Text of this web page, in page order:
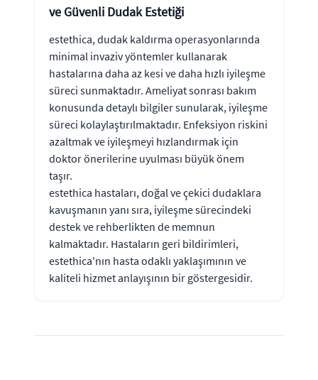
ve Güvenli Dudak Estetiği
estethica, dudak kaldırma operasyonlarında
minimal invaziv yöntemler kullanarak
hastalarına daha az kesi ve daha hızlı iyileşme
süreci sunmaktadır. Ameliyat sonrası bakım
konusunda detaylı bilgiler sunularak, iyileşme
süreci kolaylaştırılmaktadır. Enfeksiyon riskini
azaltmak ve iyileşmeyi hızlandırmak için
doktor önerilerine uyulması büyük önem
taşır.
estethica hastaları, doğal ve çekici dudaklara
kavuşmanın yanı sıra, iyileşme sürecindeki
destek ve rehberlikten de memnun
kalmaktadır. Hastaların geri bildirimleri,
estethica'nın hasta odaklı yaklaşımının ve
kaliteli hizmet anlayışının bir göstergesidir.